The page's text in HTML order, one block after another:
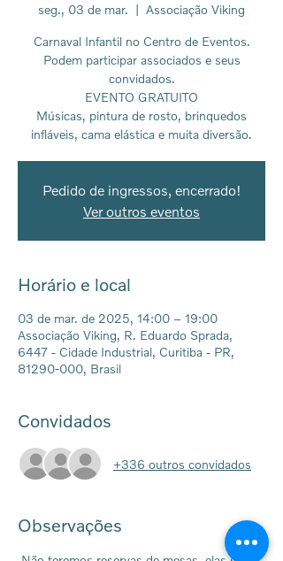
seg., 03 de mar.
  |
Associação Viking
Carnaval Infantil no Centro de Eventos.
Podem participar associados e seus
convidados.
EVENTO GRATUITO
Músicas, pintura de rosto, brinquedos
infláveis, cama elástica e muita diversão.
Pedido de ingressos, encerrado!
Ver outros eventos
Horário e local
03 de mar. de 2025, 14:00 – 19:00
Associação Viking, R. Eduardo Sprada,
6447 - Cidade Industrial, Curitiba - PR,
81290-000, Brasil
Convidados
+336 outros convidados
Observações